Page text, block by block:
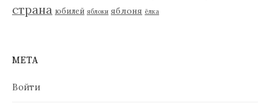
страна юбилей яблоки яблоня ёлка
МЕТА
Войти